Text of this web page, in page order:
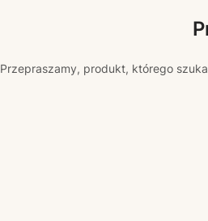
Przepraszamy, produkt, którego